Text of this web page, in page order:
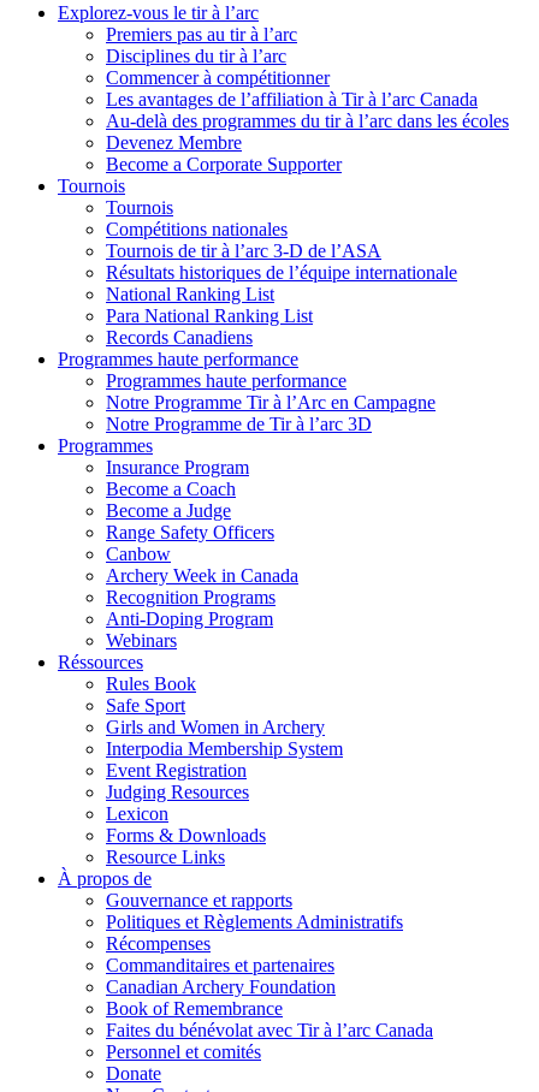
Explorez-vous le tir à l’arc
Premiers pas au tir à l’arc
Disciplines du tir à l’arc
Commencer à compétitionner
Les avantages de l’affiliation à Tir à l’arc Canada
Au-delà des programmes du tir à l’arc dans les écoles
Devenez Membre
Become a Corporate Supporter
Tournois
Tournois
Compétitions nationales
Tournois de tir à l’arc 3-D de l’ASA
Résultats historiques de l’équipe internationale
National Ranking List
Para National Ranking List
Records Canadiens
Programmes haute performance
Programmes haute performance
Notre Programme Tir à l’Arc en Campagne
Notre Programme de Tir à l’arc 3D
Programmes
Insurance Program
Become a Coach
Become a Judge
Range Safety Officers
Canbow
Archery Week in Canada
Recognition Programs
Anti-Doping Program
Webinars
Réssources
Rules Book
Safe Sport
Girls and Women in Archery
Interpodia Membership System
Event Registration
Judging Resources
Lexicon
Forms & Downloads
Resource Links
À propos de
Gouvernance et rapports
Politiques et Règlements Administratifs
Récompenses
Commanditaires et partenaires
Canadian Archery Foundation
Book of Remembrance
Faites du bénévolat avec Tir à l’arc Canada
Personnel et comités
Donate